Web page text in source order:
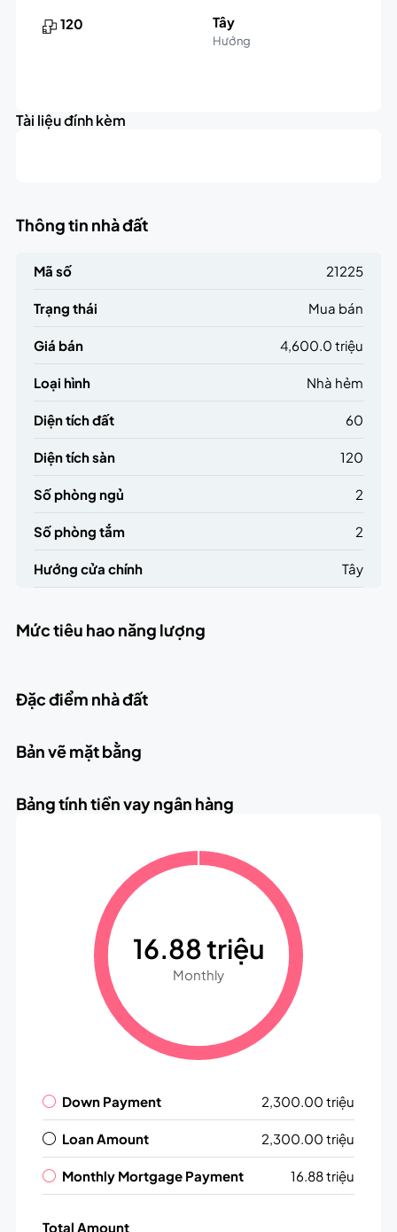
120 Tây
Hướng
Tài liệu đính kèm
Thông tin nhà đất
Mã số 21225
Trạng thái Mua bán
Giá bán 4,600.0 triệu
Loại hình Nhà hẻm
Diện tích đất 60
Diện tích sàn 120
Số phòng ngủ 2
Số phòng tắm 2
Hướng cửa chính Tây
Mức tiêu hao năng lượng
Đặc điểm nhà đất
Bản vẽ mặt bằng
Bảng tính tiền vay ngân hàng
16.88 triệu
Monthly
Down Payment 2,300.00 triệu
Loan Amount 2,300.00 triệu
Monthly Mortgage Payment 16.88 triệu
Total Amount